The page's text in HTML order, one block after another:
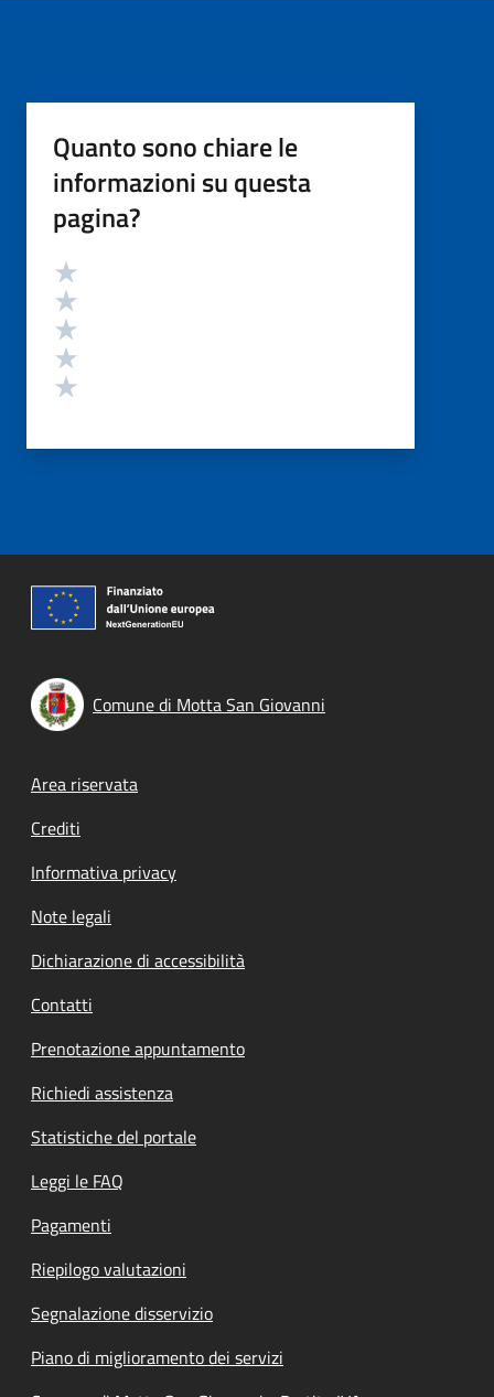
Quanto sono chiare le
informazioni su questa
pagina?
Valutazione
Comune di Motta San Giovanni
Footer menu
Area riservata
Crediti
Informativa privacy
Note legali
Dichiarazione di accessibilità
Contatti
Prenotazione appuntamento
Richiedi assistenza
Statistiche del portale
Leggi le FAQ
Pagamenti
Riepilogo valutazioni
Segnalazione disservizio
Piano di miglioramento dei servizi